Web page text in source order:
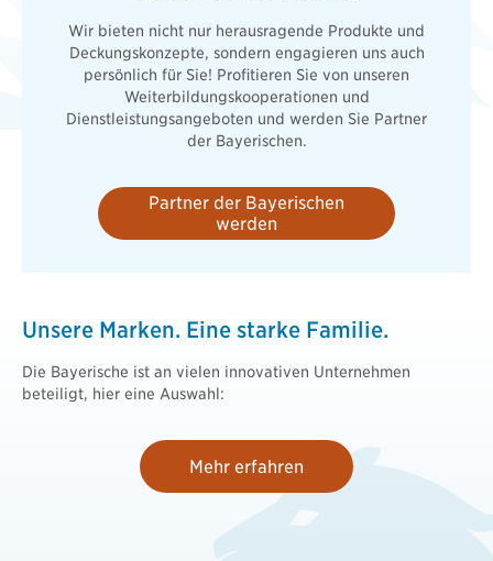
Wir bieten nicht nur herausragende Produkte und
Deckungskonzepte, sondern engagieren uns auch
persönlich für Sie! Profitieren Sie von unseren
Weiterbildungskooperationen und
Dienstleistungsangeboten und werden Sie Partner
der Bayerischen.
Partner der Bayerischen
werden
Unsere Marken. Eine starke Familie.
Die Bayerische ist an vielen innovativen Unternehmen
beteiligt, hier eine Auswahl:
Mehr erfahren